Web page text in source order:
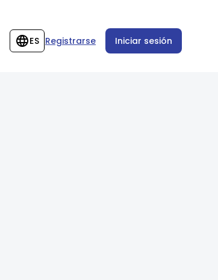
ES Registrarse Iniciar sesión